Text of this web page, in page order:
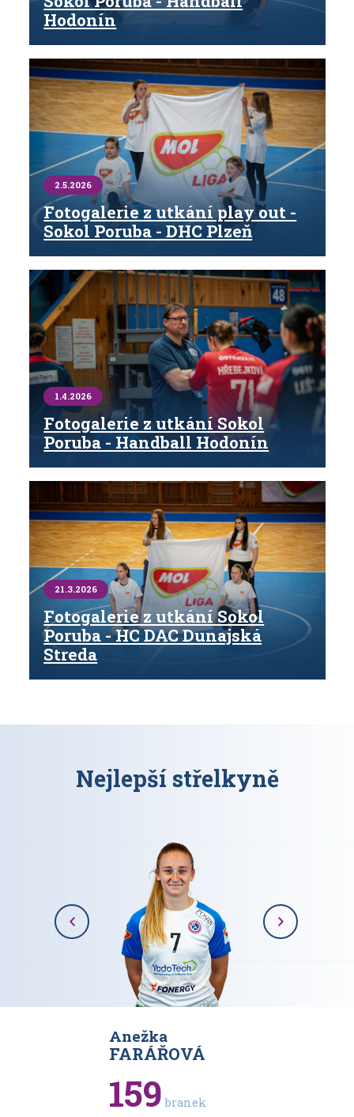
Hodonín
2.5.2026
Fotogalerie z utkání play out -
Sokol Poruba - DHC Plzeň
1.4.2026
Fotogalerie z utkání Sokol
Poruba - Handball Hodonín
21.3.2026
Fotogalerie z utkání Sokol
Poruba - HC DAC Dunajská
Streda
Nejlepší střelkyně
Anežka
FARÁŘOVÁ
159 branek